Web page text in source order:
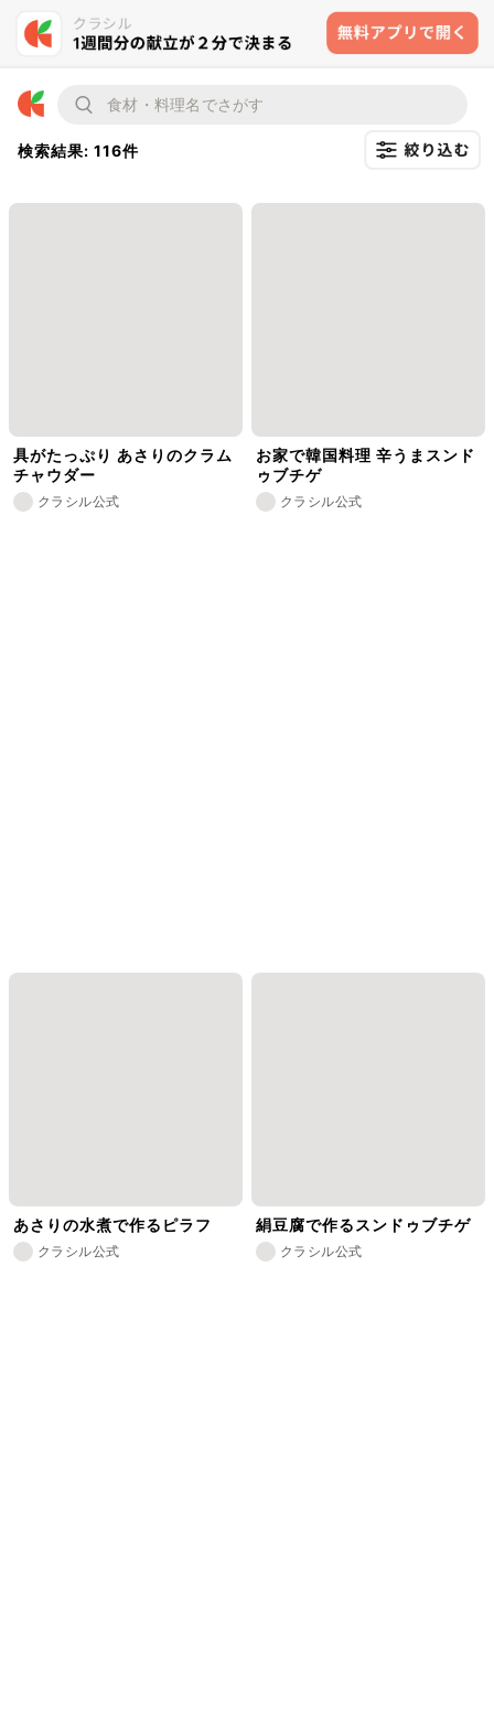
検索結果: 116件
具がたっぷり あさりのクラム
チャウダー
クラシル公式
お家で韓国料理 辛うまスンド
ゥブチゲ
クラシル公式
あさりの水煮で作るピラフ
クラシル公式
絹豆腐で作るスンドゥブチゲ
クラシル公式